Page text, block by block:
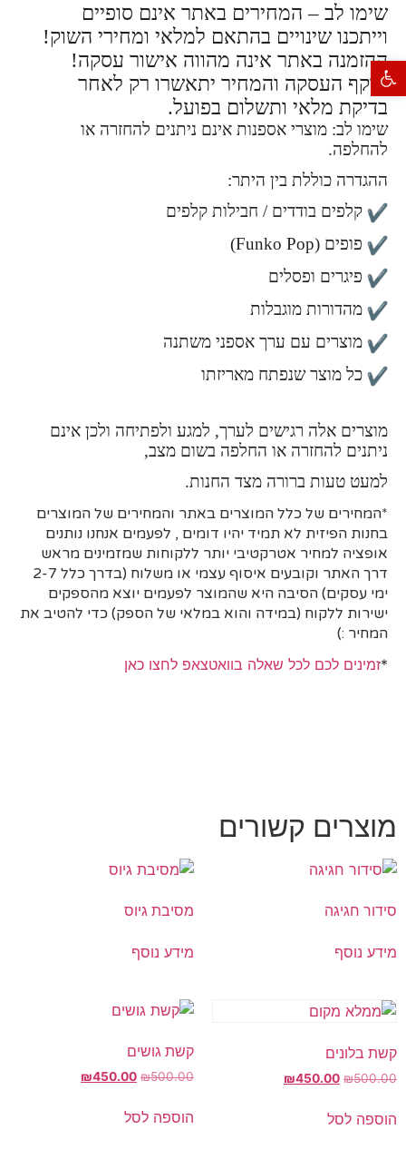
שימו לב – המחירים באתר אינם סופיים
וייתכנו שינויים בהתאם למלאי ומחירי השוק!
ההזמנה באתר אינה מהווה אישור עסקה!
תוקף העסקה והמחיר יתאשרו רק לאחר
בדיקת מלאי ותשלום בפועל.
שימו לב: מוצרי אספנות אינם ניתנים להחזרה או
להחלפה.
ההגדרה כוללת בין היתר:
קלפים בודדים / חבילות קלפים
פופים (Funko Pop)
פיגרים ופסלים
מהדורות מוגבלות
מוצרים עם ערך אספני משתנה
כל מוצר שנפתח מאריזתו
מוצרים אלה רגישים לערך, למגע ולפתיחה ולכן אינם
ניתנים להחזרה או החלפה בשום מצב,
למעט טעות ברורה מצד החנות.
*המחירים של כלל המוצרים באתר והמחירים של המוצרים
בחנות הפיזית לא תמיד יהיו דומים , לפעמים אנחנו נותנים
אופציה למחיר אטרקטיבי יותר ללקוחות שמזמינים מראש
דרך האתר וקובעים איסוף עצמי או משלוח (בדרך כלל 2-7
ימי עסקים) הסיבה היא שהמוצר לפעמים יוצא מהספקים
ישירות ללקוח (במידה והוא במלאי של הספק) כדי להטיב את
המחיר :)
*זמינים לכם לכל שאלה בוואטצאפ לחצו כאן
מוצרים קשורים
סידור חגיגה
מידע נוסף
מסיבת גיוס
מידע נוסף
קשת בלונים
₪500.00
₪450.00
הוספה לסל
קשת גושים
₪500.00
₪450.00
הוספה לסל
פתח סרגל נגישות